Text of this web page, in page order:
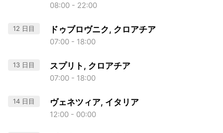
08:00 - 22:00
12 日目 ドゥブロヴニク, クロアチア
07:00 - 18:00
13 日目 スプリト, クロアチア
07:00 - 18:00
14 日目 ヴェネツィア, イタリア
12:00 - 00:00